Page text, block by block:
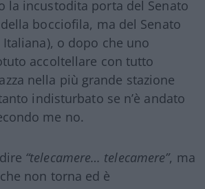
la incustodita porta del Senato
bocciofila, ma del Senato
o dopo che uno
accoltellare con tutto
nella più grande stazione
indisturbato se n’è andato
me no.
“telecamere… telecamere”, ma
non torna ed è